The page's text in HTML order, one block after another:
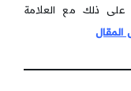
على ذلك مع العلامة
المقال